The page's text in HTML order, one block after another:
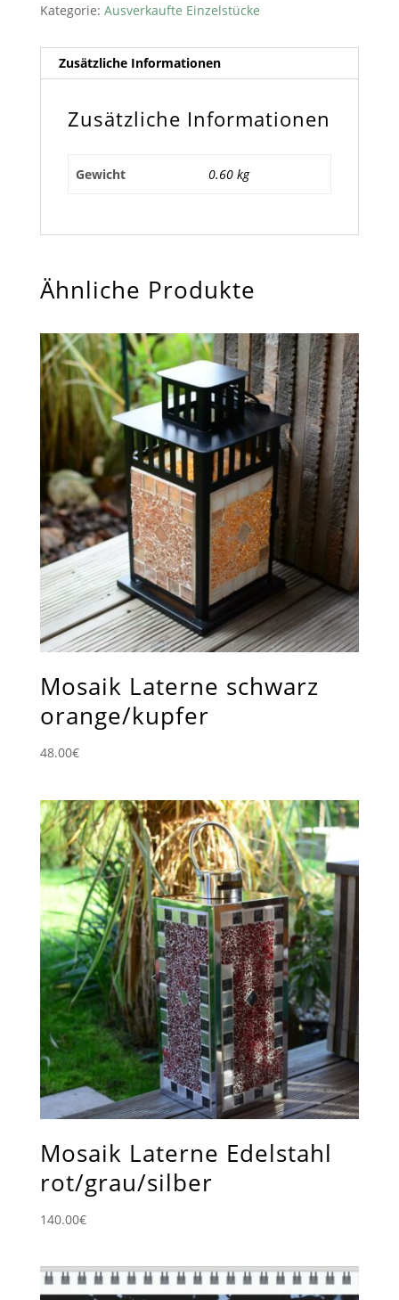
Kategorie: Ausverkaufte Einzelstücke
Zusätzliche Informationen
Zusätzliche Informationen
Gewicht 0.60 kg
Ähnliche Produkte
Mosaik Laterne schwarz
orange/kupfer
48.00€
Mosaik Laterne Edelstahl
rot/grau/silber
140.00€